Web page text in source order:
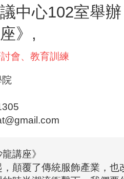
中心102室舉
》,
會、教育訓練
院
講座》
顛覆了傳統服飾產業，也